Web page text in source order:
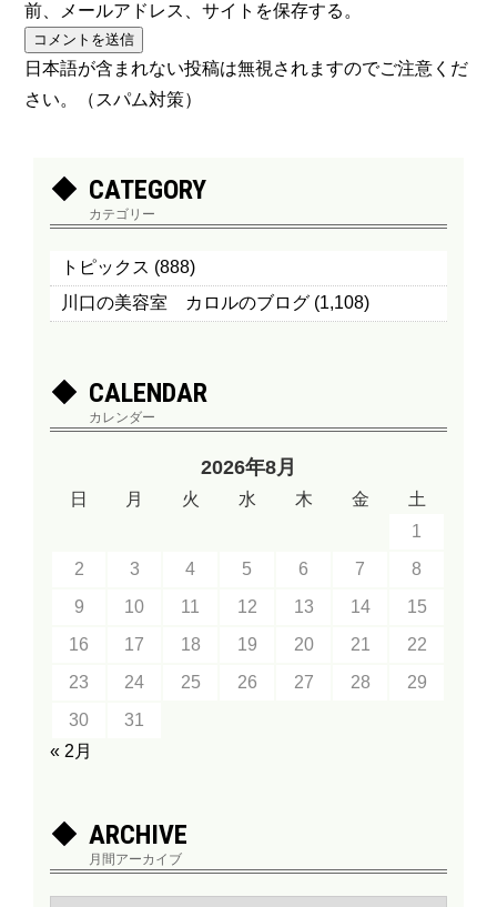
前、メールアドレス、サイトを保存する。
日本語が含まれない投稿は無視されますのでご注意くだ
さい。（スパム対策）
CATEGORY
カテゴリー
トピックス (888)
川口の美容室 カロルのブログ (1,108)
CALENDAR
カレンダー
2026年8月
日 月 火 水 木 金
土
1
2
3 4 5 6 7
8
9
10 11 12 13 14
15
16
17 18 19 20 21
22
23
24 25 26 27 28
29
30
31
« 2月
ARCHIVE
月間アーカイブ